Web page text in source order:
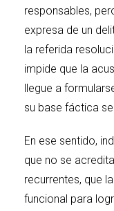
responsables,
expresa de un
la referida
impide que la
llegue a
su base fáctica
En ese sentido,
que no se
recurrentes, que
funcional para